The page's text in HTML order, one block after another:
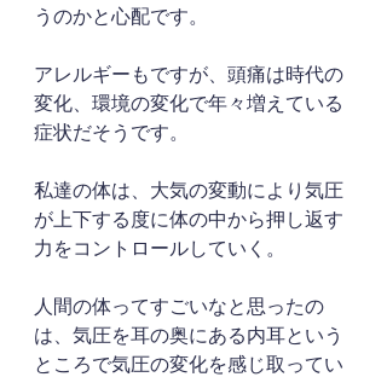
うのかと心配です。
アレルギーもですが、頭痛は時代の
変化、環境の変化で年々増えている
症状だそうです。
私達の体は、大気の変動により気圧
が上下する度に体の中から押し返す
力をコントロールしていく。
人間の体ってすごいなと思ったの
は、気圧を耳の奥にある内耳という
ところで気圧の変化を感じ取ってい